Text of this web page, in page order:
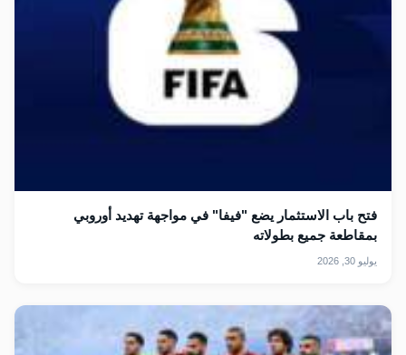
فتح باب الاستثمار يضع "فيفا" في مواجهة تهديد أوروبي
بمقاطعة جميع بطولاته
يوليو 30, 2026